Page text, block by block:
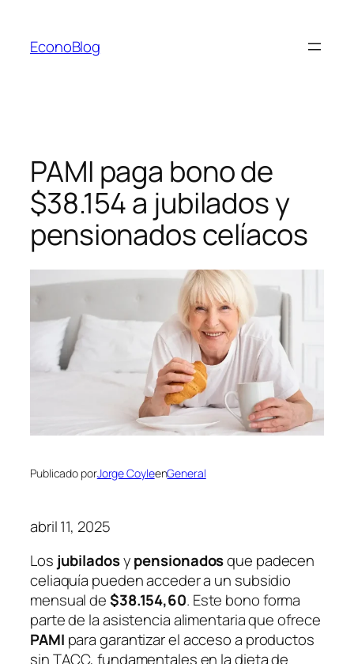
contenido
EconoBlog
PAMI paga bono de
$38.154 a jubilados y
pensionados celíacos
Publicado porJorge CoyleenGeneral
abril 11, 2025
Los jubiladosypensionadosque padecen
celiaquía pueden acceder a un subsidio
mensual de$38.154,60. Este bono forma
parte de la asistencia alimentaria que ofrece
PAMI para garantizar el acceso a productos
sin TACC, fundamentales en la dieta de